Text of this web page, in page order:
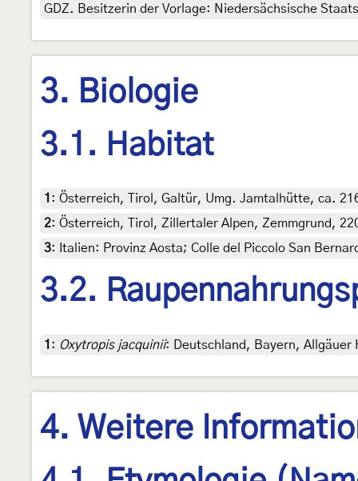
GDZ. Besitzerin der Vorlage: Niedersächsische
3. Biologie
3.1. Habitat
1 : Österreich, Tirol, Galtür, Umg. Jamtalhütte, ca.
2: Österreich, Tirol, Zillertaler Alpen, Zemmgrund,
3: Italien: Provinz Aosta; Colle del Piccolo San
3.2.
1 : Oxytropis jacquinii: Deutschland, Bayern, Allgäuer
4. Weitere